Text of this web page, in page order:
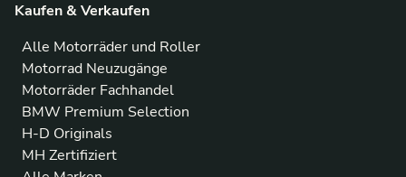
Kaufen & Verkaufen
Alle Motorräder und Roller
Motorrad Neuzugänge
Motorräder Fachhandel
BMW Premium Selection
H-D Originals
MH Zertifiziert